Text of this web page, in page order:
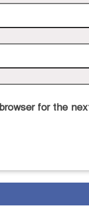
for the